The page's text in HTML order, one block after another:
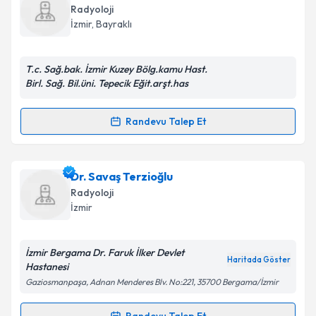
Takvim Talebini Gönder
oluşturun. Size bu uzmandan randevu almanız için bir
takvim hazırlandığında e-posta ile bilgilendireceğiz.
Kişisel verilerimin işlenmesine ilişkin
Metni'ni okudum ve kişisel verilerimin belirtilen
Takvim Talebini Gönder
Radyoloji
İzmir, Bayraklı
T.c. Sağ.bak. İzmir Kuzey Bölg.kamu Hast.
Birl. Sağ. Bil.üni. Tepecik Eğit.arşt.has
Randevu Talep Et
Randevu Takvimi Talebi
Ass. Dr. Ebru Hasbayiçin randevu takvimi talebi
oluşturun. Size bu uzmandan randevu almanız için bir
takvim hazırlandığında e-posta ile bilgilendireceğiz.
Kişisel verilerimin işlenmesine ilişkinAydınlatma
Dr. Savaş Terzioğlu
Radyoloji
İzmir
İzmir Bergama Dr. Faruk İlker Devlet
Hastanesi
Haritada Göster
Gaziosmanpaşa, Adnan Menderes Blv. No:221, 35700 Bergama/İzmir